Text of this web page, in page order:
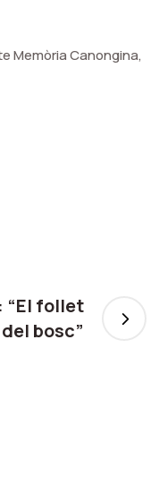
Memòria Canongina,
“El follet
del bosc”